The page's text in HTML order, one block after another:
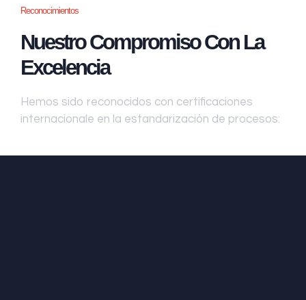
Reconocimientos
Nuestro Compromiso Con La
Excelencia
Hemos sido reconocidos con certificaciones
internacionale en la estandarización de procesos: